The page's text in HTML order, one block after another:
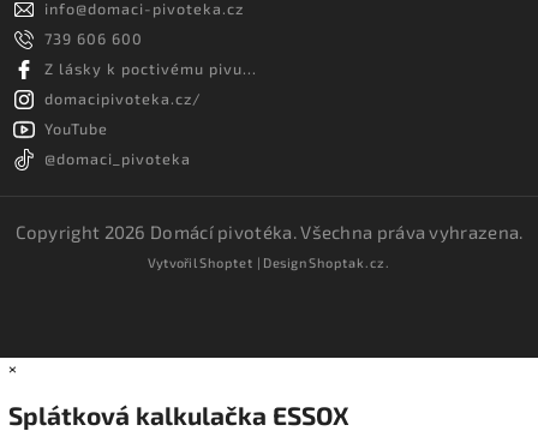
info@domaci-pivoteka.cz
739 606 600
Z lásky k poctivému pivu...
domacipivoteka.cz/
YouTube
@domaci_pivoteka
Copyright 2026 Domácí pivotéka. Všechna práva vyhrazena.
VytvořilShoptet | DesignShoptak.cz.
×
Splátková kalkulačka ESSOX